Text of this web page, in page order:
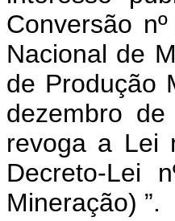
Conversão
Nacional de
de Produção
dezembro
revoga a Lei
Decreto-Lei
Mineração) ”.